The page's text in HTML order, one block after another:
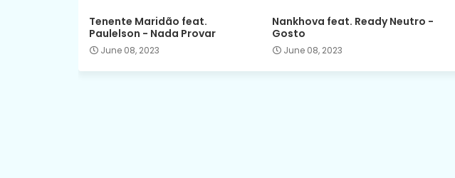
Tenente Maridão feat.
Paulelson - Nada Provar
June 08, 2023
Nankhova feat. Ready Neutro -
Gosto
June 08, 2023